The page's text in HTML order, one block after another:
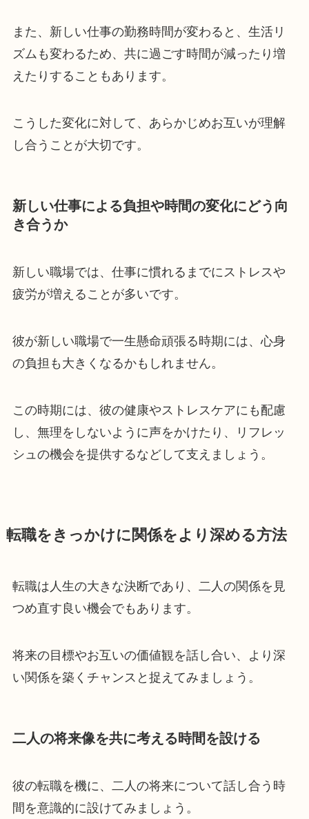
また、新しい仕事の勤務時間が変わると、生活リ
ズムも変わるため、共に過ごす時間が減ったり増
えたりすることもあります。
こうした変化に対して、あらかじめお互いが理解
し合うことが大切です。
新しい仕事による負担や時間の変化にどう向
き合うか
新しい職場では、仕事に慣れるまでにストレスや
疲労が増えることが多いです。
彼が新しい職場で一生懸命頑張る時期には、心身
の負担も大きくなるかもしれません。
この時期には、彼の健康やストレスケアにも配慮
し、無理をしないように声をかけたり、リフレッ
シュの機会を提供するなどして支えましょう。
転職をきっかけに関係をより深める方法
転職は人生の大きな決断であり、二人の関係を見
つめ直す良い機会でもあります。
将来の目標やお互いの価値観を話し合い、より深
い関係を築くチャンスと捉えてみましょう。
二人の将来像を共に考える時間を設ける
彼の転職を機に、二人の将来について話し合う時
間を意識的に設けてみましょう。